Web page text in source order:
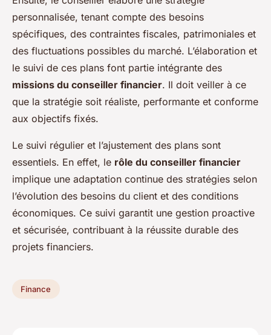
personnalisée, tenant compte des besoins
spécifiques, des contraintes fiscales, patrimoniales et
des fluctuations possibles du marché. L’élaboration et
le suivi de ces plans font partie intégrante des
missions du conseiller financier. Il doit veiller à ce
que la stratégie soit réaliste, performante et conforme
aux objectifs fixés.
Le suivi régulier et l’ajustement des plans sont
essentiels. En effet, le rôle du conseiller financier
implique une adaptation continue des stratégies selon
l’évolution des besoins du client et des conditions
économiques. Ce suivi garantit une gestion proactive
et sécurisée, contribuant à la réussite durable des
projets financiers.
Finance